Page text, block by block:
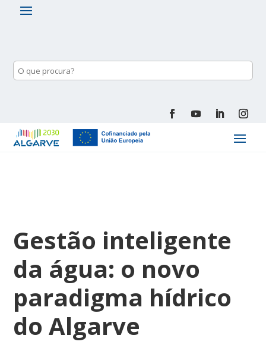
Gestão inteligente
da água: o novo
paradigma hídrico
do Algarve